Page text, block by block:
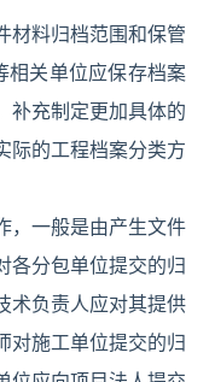
料归档范围和保管
相关单位应保存档案
补充制定更加具体的
际的工程档案分类方
一般是由产生文件
各分包单位提交的归
术负责人应对其提供
对施工单位提交的归